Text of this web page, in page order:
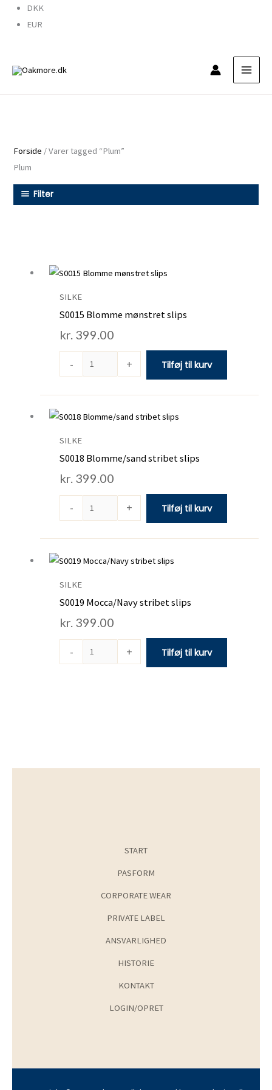
DKK
EUR
Forside / Varer tagged “Plum”
Plum
Filter
SILKE
S0015 Blomme mønstret slips
kr. 399.00
-
Blomme
+ Tilføj til kurv
SILKE
S0018 Blomme/sand stribet slips
kr. 399.00
-
Blomme/sand
+ Tilføj til kurv
SILKE
S0019 Mocca/Navy stribet slips
kr. 399.00
-
Mocca/Navy
+ Tilføj til kurv
START
PASFORM
CORPORATE WEAR
PRIVATE LABEL
ANSVARLIGHED
HISTORIE
KONTAKT
LOGIN/OPRET